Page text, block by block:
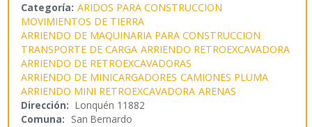
Categoría: ARIDOS PARA CONSTRUCCION
MOVIMIENTOS DE TIERRA
ARRIENDO DE MAQUINARIA PARA CONSTRUCCION
TRANSPORTE DE CARGA ARRIENDO RETROEXCAVADORA
ARRIENDO DE RETROEXCAVADORAS
ARRIENDO DE MINICARGADORES CAMIONES PLUMA
ARRIENDO MINI RETROEXCAVADORA ARENAS
Dirección: Lonquén 11882
Comuna: San Bernardo